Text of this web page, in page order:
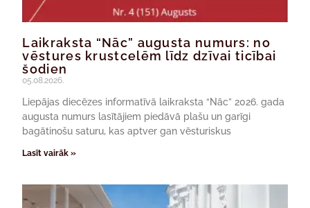
Laikraksta “Nāc” augusta numurs: no
vēstures krustcelēm līdz dzīvai ticībai
šodien
05.08.2026.
Liepājas diecēzes informatīvā laikraksta “Nāc” 2026. gada
augusta numurs lasītājiem piedāvā plašu un garīgi
bagātinošu saturu, kas aptver gan vēsturiskus
Lasīt vairāk »